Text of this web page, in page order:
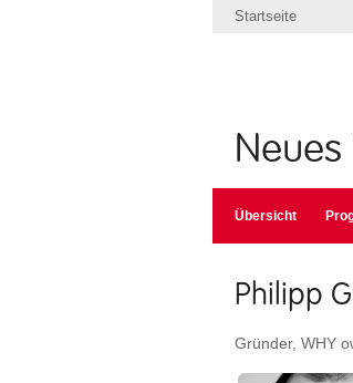
Startseite
Übersicht
Philipp
Gründer, WHY